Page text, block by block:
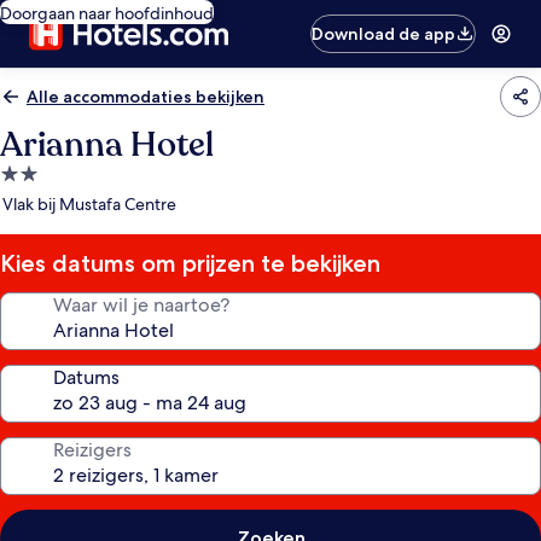
Doorgaan naar hoofdinhoud
Download de app
Alle accommodaties bekijken
Arianna Hotel
2.0-
sterrenaccommodatie
Vlak bij Mustafa Centre
Kies datums om prijzen te bekijken
Waar wil je naartoe?
Datums
Reizigers